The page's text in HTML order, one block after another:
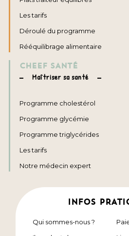
Les tarifs
Déroulé du programme
Rééquilibrage alimentaire
CHEEF SANTÉ
Maîtriser sa santé
Programme cholestérol
Programme glycémie
Programme triglycérides
Les tarifs
Notre médecin expert
INFOS
Qui sommes-nous ?